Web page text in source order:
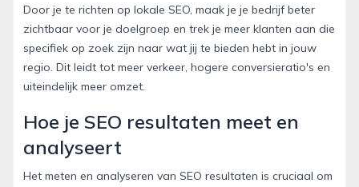
Door je te richten op lokale SEO, maak je je bedrijf beter
zichtbaar voor je doelgroep en trek je meer klanten aan die
specifiek op zoek zijn naar wat jij te bieden hebt in jouw
regio. Dit leidt tot meer verkeer, hogere conversieratio's en
uiteindelijk meer omzet.
Hoe je SEO resultaten meet en
analyseert
Het meten en analyseren van SEO resultaten is cruciaal om